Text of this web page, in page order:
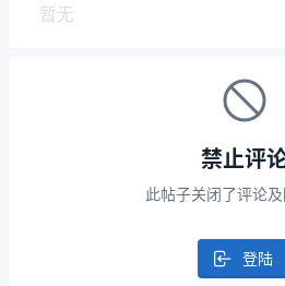
暂无
禁止评
此帖子关闭了评论
登陆